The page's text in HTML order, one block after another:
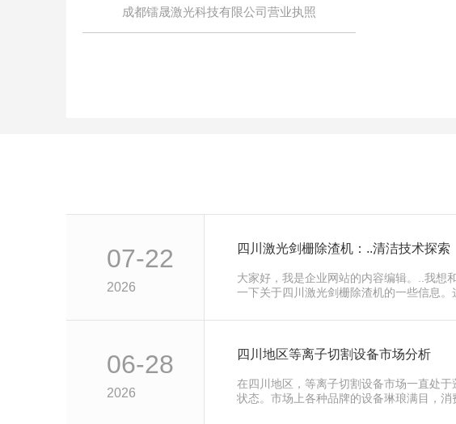
成都镭晟激光科技有限公司营业执照
07-22
2026
四川激光剑栅除渣机：..清洁技术探索
大家好，我是企业网站的内容编辑。..我想
一下关于四川激光剑栅除渣机的一些信息。
06-28
2026
四川地区等离子切割设备市场分析
在四川地区，等离子切割设备市场一直处于
状态。市场上各种品牌的设备琳琅满目，消